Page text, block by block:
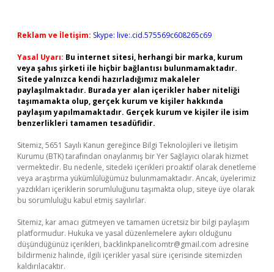
Reklam ve İletişim: Skype: live:.cid.575569c608265c69
Yasal Uyarı: Bu internet sitesi, herhangi bir marka, kurum
veya şahıs şirketi ile hiçbir bağlantısı bulunmamaktadır.
Sitede yalnızca kendi hazırladığımız makaleler
paylaşılmaktadır. Burada yer alan içerikler haber niteliği
taşımamakta olup, gerçek kurum ve kişiler hakkında
paylaşım yapılmamaktadır. Gerçek kurum ve kişiler ile isim
benzerlikleri tamamen tesadüfidir.
Sitemiz, 5651 Sayılı Kanun gereğince Bilgi Teknolojileri ve İletişim
Kurumu (BTK) tarafından onaylanmış bir Yer Sağlayıcı olarak hizmet
vermektedir. Bu nedenle, sitedeki içerikleri proaktif olarak denetleme
veya araştırma yükümlülüğümüz bulunmamaktadır. Ancak, üyelerimiz
yazdıkları içeriklerin sorumluluğunu taşımakta olup, siteye üye olarak
bu sorumluluğu kabul etmiş sayılırlar.
Sitemiz, kar amacı gütmeyen ve tamamen ücretsiz bir bilgi paylaşım
platformudur. Hukuka ve yasal düzenlemelere aykırı olduğunu
düşündüğünüz içerikleri, backlinkpanelicomtr@gmail.com adresine
bildirmeniz halinde, ilgili içerikler yasal süre içerisinde sitemizden
kaldırılacaktır.